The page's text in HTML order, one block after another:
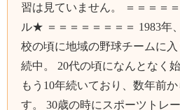
習は見ていません。 ＝＝＝＝
ル★ ＝＝＝＝＝＝＝＝ 1983年
校の頃に地域の野球チームに
続中。 20代の頃になんとなく
もう10年続いており、数年前
す。 30歳の時にスポーツトレ